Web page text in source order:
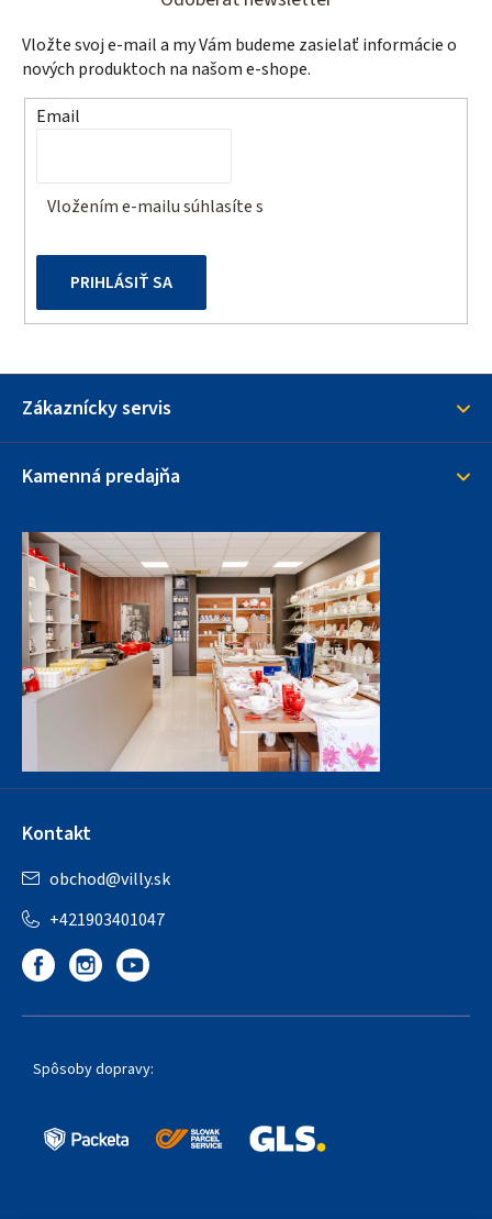
Vložte svoj e-mail a my Vám budeme zasielať informácie o
nových produktoch na našom e-shope.
Email
Vložením e-mailu súhlasíte s
PRIHLÁSIŤ SA
Zákaznícky servis
Kamenná predajňa
Kontakt
obchod@villy.sk
+421903401047
Spôsoby dopravy: